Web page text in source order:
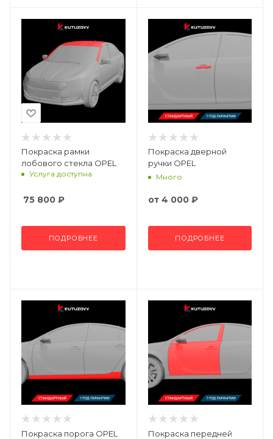
Покраска рамки
лобового стекла OPEL
Услуга доступна
75 800 ₽
ПОДРОБНЕЕ
Покраска дверной
ручки OPEL
Много
от 4 000 ₽
ПОДРОБНЕЕ
Покраска порога OPEL
Покраска передней